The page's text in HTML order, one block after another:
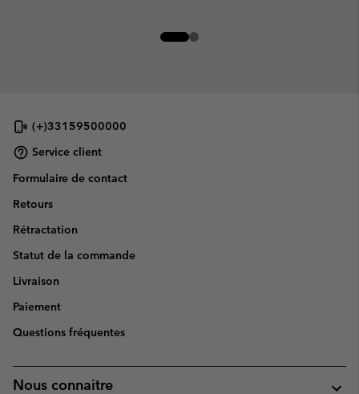
(+)33159500000
Service client
Formulaire de contact
Retours
Rétractation
Statut de la commande
Livraison
Paiement
Questions fréquentes
Nous connaitre